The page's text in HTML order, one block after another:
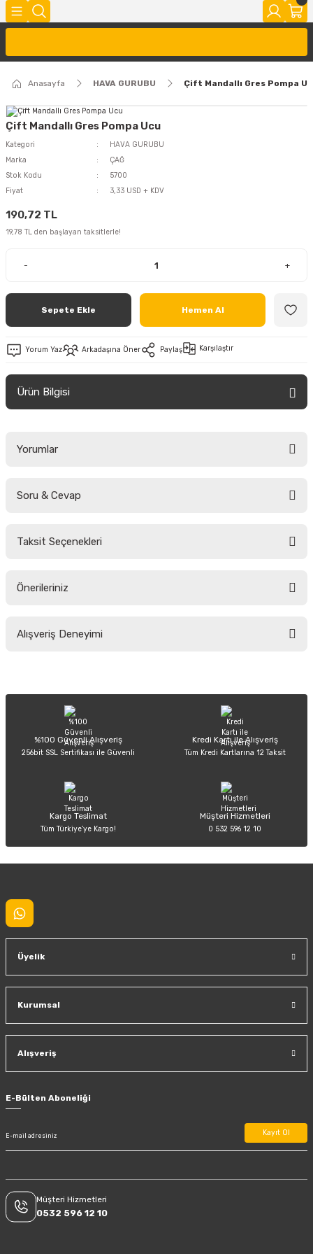
Anasayfa HAVA GURUBU Çift Mandallı Gres Pompa
Çift Mandallı Gres Pompa Ucu
Kategori
HAVA GURUBU
Marka
ÇAĞ
Stok Kodu
5700
Fiyat
3,33 USD + KDV
190,72 TL
19,78 TL den başlayan taksitlerle!
- +
Sepete Ekle Hemen Al
Yorum Yaz Arkadaşına Öner Paylaş Karşılaştır
Ürün Bilgisi
Yorumlar
Soru & Cevap
Taksit Seçenekleri
Önerileriniz
yetersiz gördüğünüz noktaları öneri formunu kullanarak tarafımıza
Ürün açıklamasında eksik bilgiler bulunuyor.
Ürün bilgilerinde hatalar bulunuyor.
Ürün fiyatı diğer sitelerden daha pahalı.
Alışveriş Deneyimi
Sitemize ilk yorumu siz yapın!
%100 Güvenli Alışveriş
256bit SSL Sertifikası ile Güvenli
Kredi Kartı ile Alışveriş
Tüm Kredi Kartlarına 12 Taksit
Kargo Teslimat
Tüm Türkiye’ye Kargo!
Müşteri Hizmetleri
0 532 596 12 10
Üyelik
Kurumsal
Alışveriş
E-Bülten Aboneliği
Kayıt Ol
Müşteri Hizmetleri
0532 596 12 10